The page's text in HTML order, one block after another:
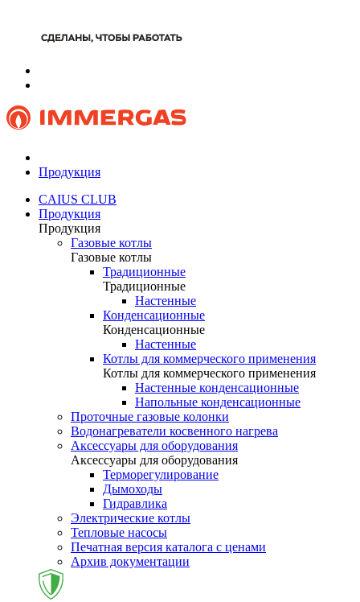
Продукция
CAIUS CLUB
Продукция
Продукция
Газовые котлы
Газовые котлы
Традиционные
Традиционные
Настенные
Конденсационные
Конденсационные
Настенные
Котлы для коммерческого применения
Котлы для коммерческого применения
Настенные конденсационные
Напольные конденсационные
Проточные газовые колонки
Водонагреватели косвенного нагрева
Аксессуары для оборудования
Аксессуары для оборудования
Терморегулирование
Дымоходы
Гидравлика
Электрические котлы
Тепловые насосы
Печатная версия каталога с ценами
Архив документации